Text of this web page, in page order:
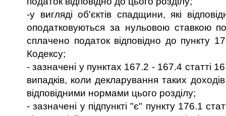
-у вигляді об'єктів спадщини, які
оподатковуються за нульовою ставкою
сплачено податок відповідно до пункту
Кодексу;
- зазначені у пунктах 167.2 - 167.4 статті
випадків, коли декларування таких
відповідними нормами цього розділу;
- зазначені у підпункті "є" пункту 176.1